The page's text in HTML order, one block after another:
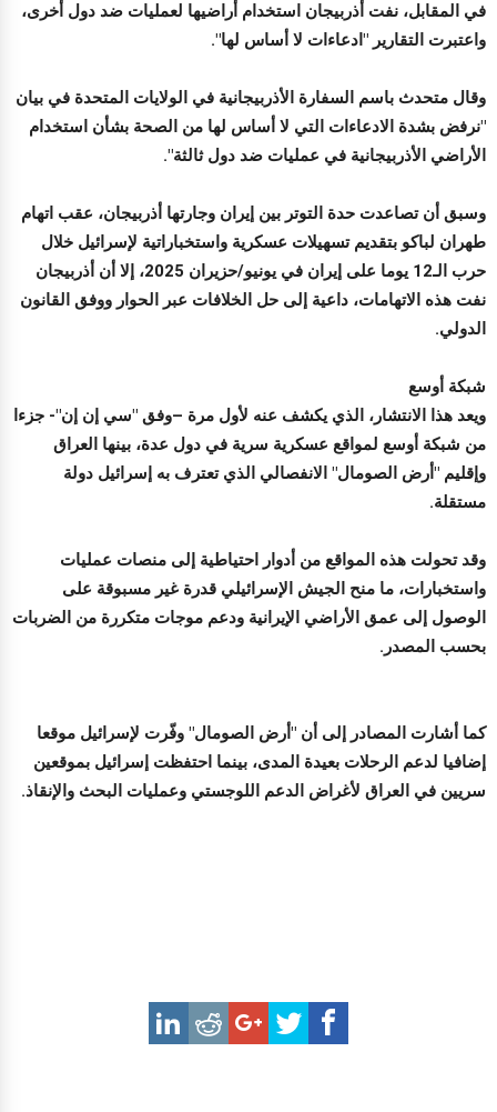
في المقابل، نفت أذربيجان استخدام أراضيها لعمليات ضد دول أخرى،
واعتبرت التقارير "ادعاءات لا أساس لها".
وقال متحدث باسم السفارة الأذربيجانية في الولايات المتحدة في بيان
"نرفض بشدة الادعاءات التي لا أساس لها من الصحة بشأن استخدام
الأراضي الأذربيجانية في عمليات ضد دول ثالثة".
وسبق أن تصاعدت حدة التوتر بين إيران وجارتها أذربيجان، عقب اتهام
طهران لباكو بتقديم تسهيلات عسكرية واستخباراتية لإسرائيل خلال
حرب الـ12 يوما على إيران في يونيو/حزيران 2025، إلا أن أذربيجان
نفت هذه الاتهامات، داعية إلى حل الخلافات عبر الحوار ووفق القانون
الدولي.
شبكة أوسع
ويعد هذا الانتشار، الذي يكشف عنه لأول مرة –وفق "سي إن إن"- جزءا
من شبكة أوسع لمواقع عسكرية سرية في دول عدة، بينها العراق
وإقليم "أرض الصومال" الانفصالي الذي تعترف به إسرائيل دولة
مستقلة.
وقد تحولت هذه المواقع من أدوار احتياطية إلى منصات عمليات
واستخبارات، ما منح الجيش الإسرائيلي قدرة غير مسبوقة على
الوصول إلى عمق الأراضي الإيرانية ودعم موجات متكررة من الضربات
بحسب المصدر.
كما أشارت المصادر إلى أن "أرض الصومال" وفّرت لإسرائيل موقعا
إضافيا لدعم الرحلات بعيدة المدى، بينما احتفظت إسرائيل بموقعين
سريين في العراق لأغراض الدعم اللوجستي وعمليات البحث والإنقاذ.